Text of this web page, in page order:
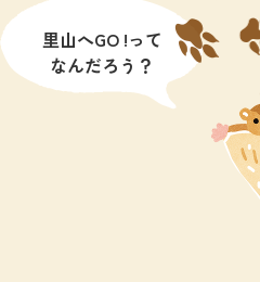
里山へGO !って
なんだろう？